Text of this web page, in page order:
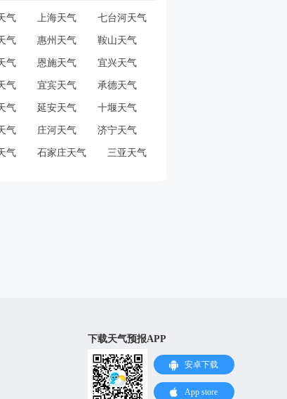
气 上海天气 七台河天气
气 惠州天气 鞍山天气
气 恩施天气 宜兴天气
气 宜宾天气 承德天气
气 延安天气 十堰天气
气 庄河天气 济宁天气
气 石家庄天气 三亚天气
下载天气预报APP
安卓下载
App store